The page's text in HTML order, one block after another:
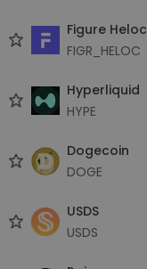
Figure Heloc
FIGR_HELOC
Hyperliquid
HYPE
Dogecoin
DOGE
USDS
USDS